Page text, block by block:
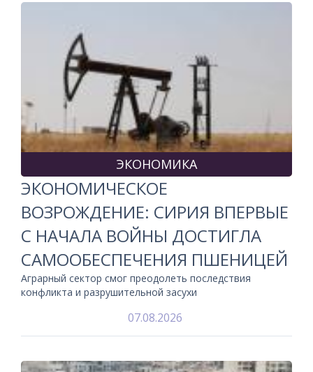
ЭКОНОМИКА
ЭКОНОМИЧЕСКОЕ
ВОЗРОЖДЕНИЕ: СИРИЯ ВПЕРВЫЕ
С НАЧАЛА ВОЙНЫ ДОСТИГЛА
САМООБЕСПЕЧЕНИЯ ПШЕНИЦЕЙ
Аграрный сектор смог преодолеть последствия
конфликта и разрушительной засухи
07.08.2026